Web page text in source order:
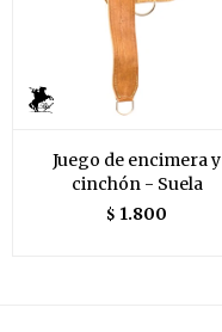
Juego de encimera y
cinchón - Suela
$ 1.800